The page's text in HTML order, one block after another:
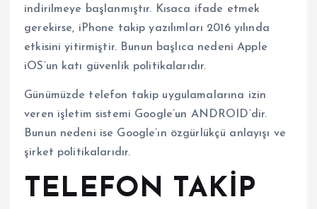
indirilmeye başlanmıştır. Kısaca ifade etmek
gerekirse, iPhone takip yazılımları 2016 yılında
etkisini yitirmiştir. Bunun başlıca nedeni Apple
iOS’un katı güvenlik politikalarıdır.
Günümüzde telefon takip uygulamalarına izin
veren işletim sistemi Google’un ANDROID’dir.
Bunun nedeni ise Google’ın özgürlükçü anlayışı ve
şirket politikalarıdır.
TELEFON TAKİP